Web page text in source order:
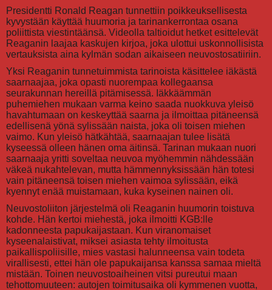
Presidentti Ronald Reagan tunnettiin poikkeuksellisesta
kyvystään käyttää huumoria ja tarinankerrontaa osana
poliittista viestintäänsä. Videolla taltioidut hetket esittelevät
Reaganin laajaa kaskujen kirjoa, joka ulottui uskonnollisista
vertauksista aina kylmän sodan aikaiseen neuvostosatiiriin.
Yksi Reaganin tunnetuimmista tarinoista käsittelee iäkästä
saarnaajaa, joka opasti nuorempaa kollegaansa
seurakunnan hereillä pitämisessä. Iäkkäämmän
puhemiehen mukaan varma keino saada nuokkuva yleisö
havahtumaan on keskeyttää saarna ja ilmoittaa pitäneensä
edellisenä yönä sylissään naista, joka oli toisen miehen
vaimo. Kun yleisö hätkähtää, saarnaajan tulee lisätä
kyseessä olleen hänen oma äitinsä. Tarinan mukaan nuori
saarnaaja yritti soveltaa neuvoa myöhemmin nähdessään
väkeä nukahtelevan, mutta hämmennyksissään hän totesi
vain pitäneensä toisen miehen vaimoa sylissään, eikä
kyennyt enää muistamaan, kuka kyseinen nainen oli.
Neuvostoliiton järjestelmä oli Reaganin huumorin toistuva
kohde. Hän kertoi miehestä, joka ilmoitti KGB:lle
kadonneesta papukaijastaan. Kun viranomaiset
kyseenalaistivat, miksei asiasta tehty ilmoitusta
paikallispoliisille, mies vastasi halunneensa vain todeta
virallisesti, ettei hän ole papukaijansa kanssa samaa mieltä
mistään. Toinen neuvostoaiheinen vitsi pureutui maan
tehottomuuteen: autojen toimitusaika oli kymmenen vuotta,